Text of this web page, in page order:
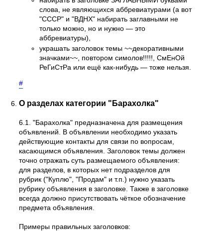
слова, не являющихся аббревиатурами (а вот
"СССР" и "ВДНХ" набирать заглавными не
только можно, но и нужно — это
аббревиатуры),
украшать заголовок темы ~~декоративными
значками~~, повтором симолов!!!!!, СмЕнОй
РеГиСтРа или ещё как-нибудь — тоже нельзя.
#
О разделах категории "Барахолка"
6.1. "Барахолка" предназначена для размещения
объявлений. В объявлении необходимо указать
действующие контакты для связи по вопросам,
касающимся объявления. Заголовок темы должен
точно отражать суть размещаемого объявления:
для разделов, в которых нет подразделов для
рубрик ("Куплю", "Продам" и т.п.) нужно указать
рубрику объявления в заголовке. Также в заголовке
всегда должно присутствовать чёткое обозначение
предмета объявления.
Примеры правильных заголовков: